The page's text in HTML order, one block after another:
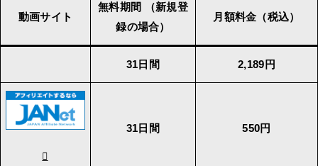
動画サイト
無料期間 （新規登
録の場合）
月額料金（税込）
31日間 2,189円
31日間 550円